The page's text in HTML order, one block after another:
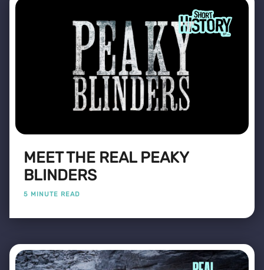
MEET THE REAL PEAKY
BLINDERS
5 MINUTE READ